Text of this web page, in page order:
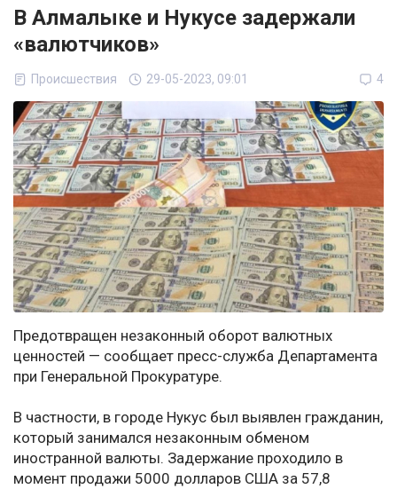
В Алмалыке и Нукусе задержали
«валютчиков»
Происшествия 29-05-2023, 09:01 4
Предотвращен незаконный оборот валютных
ценностей — сообщает пресс-служба Департамента
при Генеральной Прокуратуре.
В частности, в городе Нукус был выявлен гражданин,
который занимался незаконным обменом
иностранной валюты. Задержание проходило в
момент продажи 5000 долларов США за 57,8